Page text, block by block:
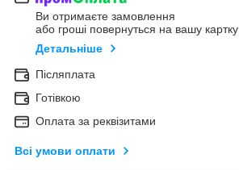
Ви отримаєте замовлення
або гроші повернуться на вашу картку
Детальніше
Післяплата
Готівкою
Оплата за реквізитами
Всі умови оплати